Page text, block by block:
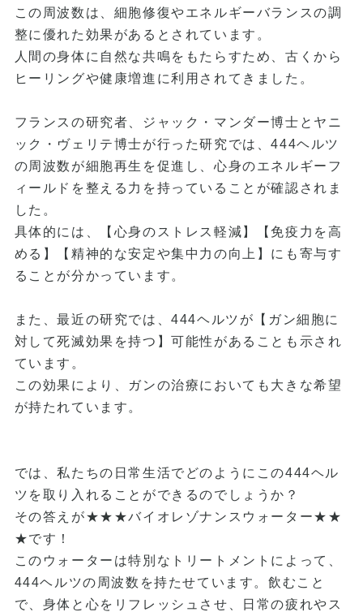
この周波数は、細胞修復やエネルギーバランスの調
整に優れた効果があるとされています。
人間の身体に自然な共鳴をもたらすため、古くから
ヒーリングや健康増進に利用されてきました。
フランスの研究者、ジャック・マンダー博士とヤニ
ック・ヴェリテ博士が行った研究では、444ヘルツ
の周波数が細胞再生を促進し、心身のエネルギーフ
ィールドを整える力を持っていることが確認されま
した。
具体的には、【心身のストレス軽減】【免疫力を高
める】【精神的な安定や集中力の向上】にも寄与す
ることが分かっています。
また、最近の研究では、444ヘルツが【ガン細胞に
対して死滅効果を持つ】可能性があることも示され
ています。
この効果により、ガンの治療においても大きな希望
が持たれています。
では、私たちの日常生活でどのようにこの444ヘル
ツを取り入れることができるのでしょうか？
その答えが★★★バイオレゾナンスウォーター★★
★です！
このウォーターは特別なトリートメントによって、
444ヘルツの周波数を持たせています。飲むこと
で、身体と心をリフレッシュさせ、日常の疲れやス